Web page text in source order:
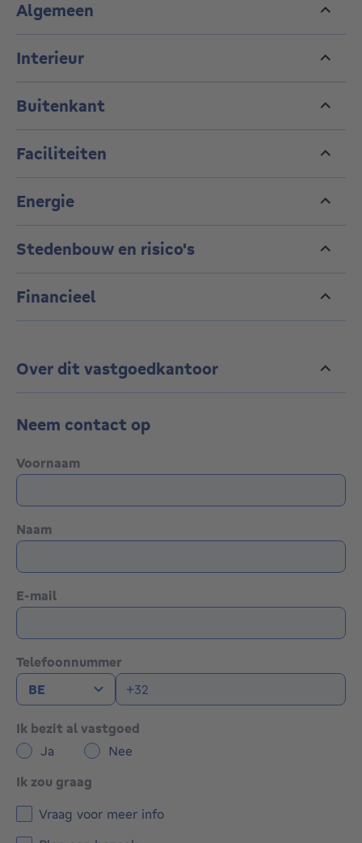
Algemeen
Interieur
Buitenkant
Faciliteiten
Energie
Stedenbouw en risico's
Financieel
Over dit vastgoedkantoor
Neem contact op
Voornaam
Naam
E-mail
Telefoonnummer
Ik bezit al vastgoed
Ja
Nee
Ik zou graag
Vraag voor meer info